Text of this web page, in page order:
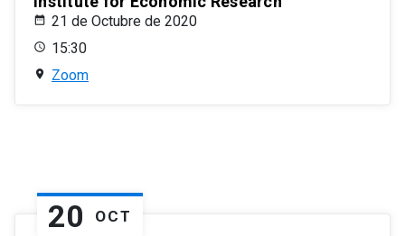
21 de Octubre de 2020
15:30
Zoom
20 OCT